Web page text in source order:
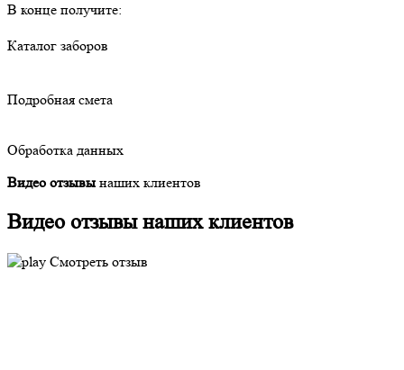
В конце получите:
Каталог заборов
Подробная смета
Обработка данных
Видео отзывы наших клиентов
Видео отзывы нашихклиентов
Смотреть отзыв